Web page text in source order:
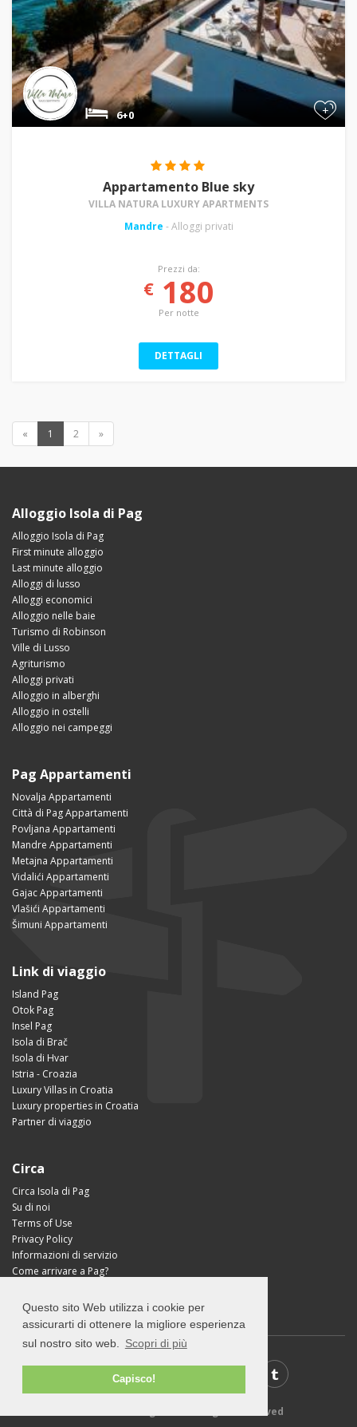
Questo sito Web utilizza i cookie per
assicurarti di ottenere la migliore esperienza
sul nostro sito web.
Scopri di più
Capisco!
+
6+0
Appartamento Blue sky
VILLA NATURA LUXURY APARTMENTS
Mandre - Alloggi privati
Prezzi da:
€180
Per notte
DETTAGLI
« 1 2 »
Alloggio Isola di Pag
Alloggio Isola di Pag
First minute alloggio
Last minute alloggio
Alloggi di lusso
Alloggi economici
Alloggio nelle baie
Turismo di Robinson
Ville di Lusso
Agriturismo
Alloggi privati
Alloggio in alberghi
Alloggio in ostelli
Alloggio nei campeggi
Pag Appartamenti
Novalja Appartamenti
Città di Pag Appartamenti
Povljana Appartamenti
Mandre Appartamenti
Metajna Appartamenti
Vidalići Appartamenti
Gajac Appartamenti
Vlašići Appartamenti
Šimuni Appartamenti
Link di viaggio
Island Pag
Otok Pag
Insel Pag
Isola di Brač
Isola di Hvar
Istria - Croazia
Luxury Villas in Croatia
Luxury properties in Croatia
Partner di viaggio
Circa
Circa Isola di Pag
Su di noi
Terms of Use
Privacy Policy
Informazioni di servizio
Come arrivare a Pag?
© 2026 Visit-Pag.com - All rights reserved